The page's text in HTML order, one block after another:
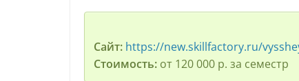
Сайт: https://new.skillfactory.ru/
Стоимость:от 120 000 р. за семестр